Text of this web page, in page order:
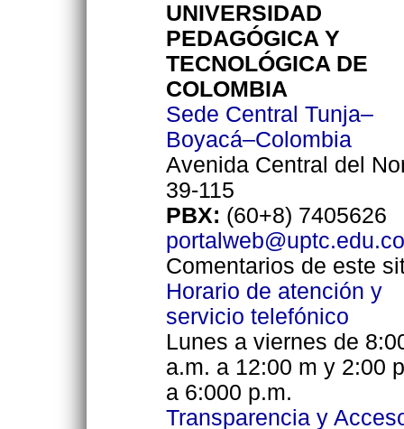
UNIVERSIDAD
PEDAGÓGICA Y
TECNOLÓGICA DE
COLOMBIA
Sede Central Tunja–
Boyacá–Colombia
Avenida Central del
39-115
PBX: (60+8) 7405626
portalweb@uptc.edu.co
Comentarios de este
Horario de atención y
servicio telefónico
Lunes a viernes de
a.m. a 12:00 m y 2:00
a 6:000 p.m.
Transparencia y